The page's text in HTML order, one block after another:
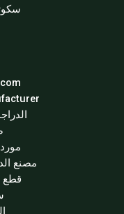
سكوتر
مصنع
قطع